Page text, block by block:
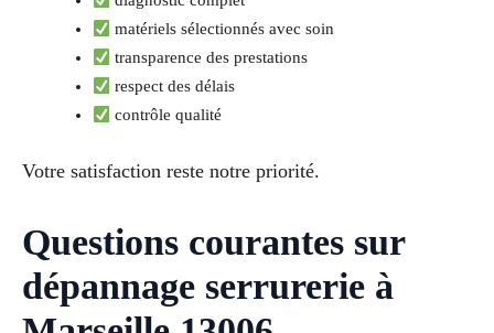
matériels sélectionnés avec soin
transparence des prestations
respect des délais
contrôle qualité
Votre satisfaction reste notre priorité.
Questions courantes sur
dépannage serrurerie à